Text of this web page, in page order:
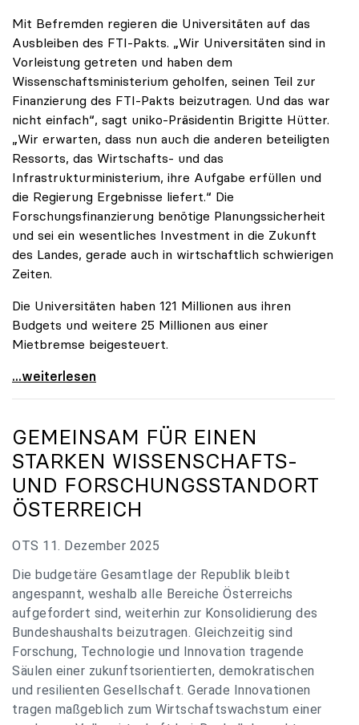
Mit Befremden regieren die Universitäten auf das
Ausbleiben des FTI-Pakts. „Wir Universitäten sind in
Vorleistung getreten und haben dem
Wissenschaftsministerium geholfen, seinen Teil zur
Finanzierung des FTI-Pakts beizutragen. Und das war
nicht einfach“, sagt uniko-Präsidentin Brigitte Hütter.
„Wir erwarten, dass nun auch die anderen beteiligten
Ressorts, das Wirtschafts- und das
Infrastrukturministerium, ihre Aufgabe erfüllen und
die Regierung Ergebnisse liefert.“ Die
Forschungsfinanzierung benötige Planungssicherheit
und sei ein wesentliches Investment in die Zukunft
des Landes, gerade auch in wirtschaftlich schwierigen
Zeiten.
Die Universitäten haben 121 Millionen aus ihren
Budgets und weitere 25 Millionen aus einer
Mietbremse beigesteuert.
„Verzögerung unverständlich“: Universitäten
...weiterlesen
GEMEINSAM FÜR EINEN
STARKEN WISSENSCHAFTS-
UND FORSCHUNGSSTANDORT
ÖSTERREICH
OTS 11. Dezember 2025
Die budgetäre Gesamtlage der Republik bleibt
angespannt, weshalb alle Bereiche Österreichs
aufgefordert sind, weiterhin zur Konsolidierung des
Bundeshaushalts beizutragen. Gleichzeitig sind
Forschung, Technologie und Innovation tragende
Säulen einer zukunftsorientierten, demokratischen
und resilienten Gesellschaft. Gerade Innovationen
tragen maßgeblich zum Wirtschaftswachstum einer